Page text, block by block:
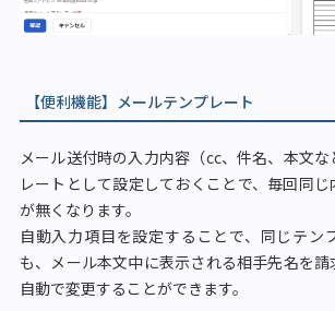
【便利機能】メールテンプレート
メール送付時の入力内容（cc、件名、本文
レートとして設定しておくことで、毎回同
が無くなります。
自動入力項目を設定することで、同じテン
も、メール本文中に表示される相手先名を
自動で変更することができます。